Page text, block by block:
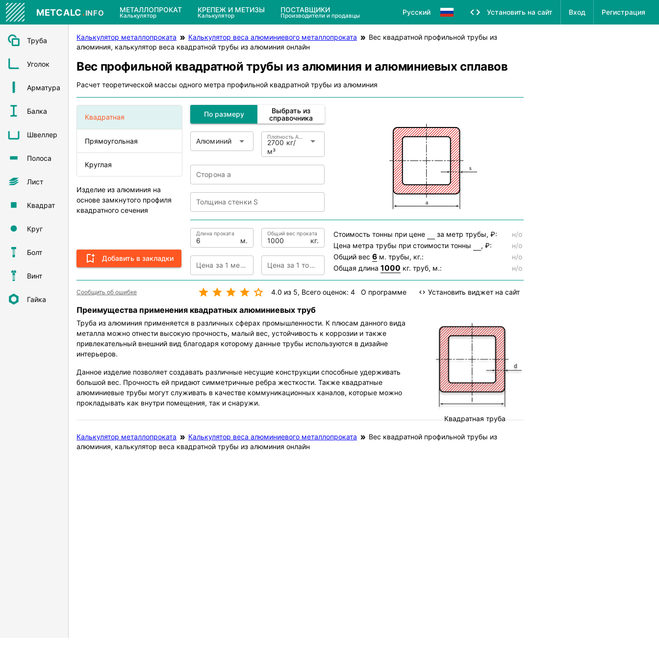
METCALC.INFO МЕТАЛЛОПРОКАТ
Калькулятор
КРЕПЕЖ И МЕТИЗЫ
Калькулятор
ПОСТАВЩИКИ
Производители и продавцы Русский Установить на сайт Вход Регистрация
Труба
Уголок
Арматура
Балка
Швеллер
Полоса
Лист
Квадрат
Круг
Болт
Винт
Гайка
Калькулятор металлопроката Калькулятор веса алюминиевого металлопроката
Вес квадратной профильной трубы из
алюминия, калькулятор веса квадратной трубы из алюминия онлайн
Вес профильной квадратной трубы из алюминия и алюминиевых сплавов
Расчет теоретической массы одного метра профильной квадратной трубы из алюминия
Квадратная
Прямоугольная
Круглая
Изделие из алюминия на
основе замкнутого профиля
квадратного сечения
Добавить в закладки
По размеру
Выбрать из
справочника
Алюминий
2700 кг/
м³
Плотность Алюминий
Сторона a
Толщина стенки S
Длина проката
м.
Общий вес проката
кг.
Цена за 1 метр Цена за 1 тонну
Стоимость тонны при цене за метр трубы, ₽:
н/о
Цена метра трубы при стоимости тонны
, ₽:
н/о
Общий вес 6 м. трубы, кг.:
н/о
Общая длина 1000 кг. труб, м.: н/о
Сообщить об ошибке 4.0 из 5, Всего оценок: 4 О программе Установить виджет на сайт
Квадратная труба
Преимущества применения квадратных алюминиевых труб
Труба из алюминия применяется в различных сферах промышленности. К плюсам данного вида
металла можно отнести высокую прочность, малый вес, устойчивость к коррозии и также
привлекательный внешний вид благодаря которому данные трубы используются в дизайне
интерьеров.
Данное изделие позволяет создавать различные несущие конструкции способные удерживать
большой вес. Прочность ей придают симметричные ребра жесткости. Также квадратные
алюминиевые трубы могут служивать в качестве коммуникационных каналов, которые можно
прокладывать как внутри помещения, так и снаружи.
Калькулятор металлопроката Калькулятор веса алюминиевого металлопроката
Вес квадратной профильной трубы из
алюминия, калькулятор веса квадратной трубы из алюминия онлайн